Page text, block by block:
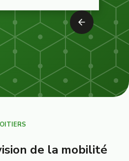
de la mobilité